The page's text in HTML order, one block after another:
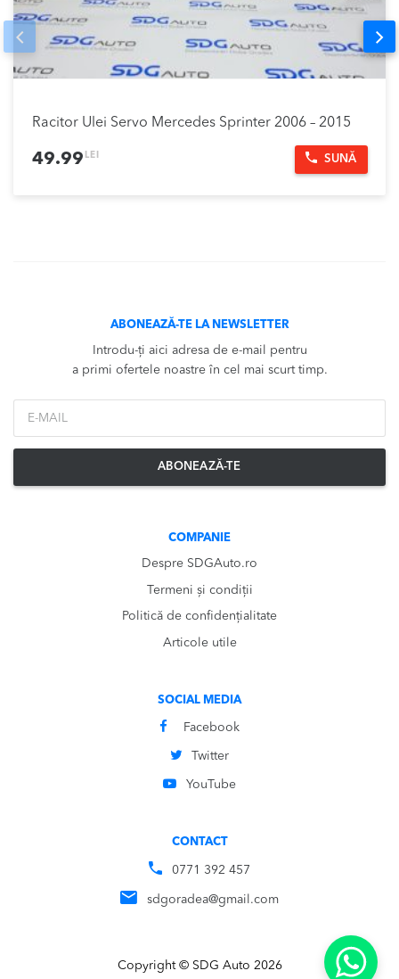
Racitor Ulei Servo Mercedes Sprinter 2006 – 2015
49.99 LEI SUNĂ
Prev
ABONEAZĂ-TE LA NEWSLETTER
Introdu-ți aici adresa de e-mail pentru
a primi ofertele noastre în cel mai scurt timp.
ABONEAZĂ-TE
COMPANIE
Despre SDGAuto.ro
Termeni și condiții
Politică de confidențialitate
Articole utile
SOCIAL MEDIA
Facebook
Twitter
YouTube
CONTACT
0771 392 457
sdgoradea@gmail.com
Copyright © SDG Auto 2026